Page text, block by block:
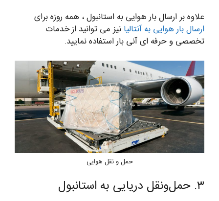
علاوه بر ارسال بار هوایی به استانبول ، همه روزه برای
ارسال بار هوایی به آنتالیا نیز می توانید از خدمات
تخصصی و حرفه ای آنی بار استفاده نمایید.
حمل و نقل هوایی
۳. حمل‌ونقل دریایی به استانبول